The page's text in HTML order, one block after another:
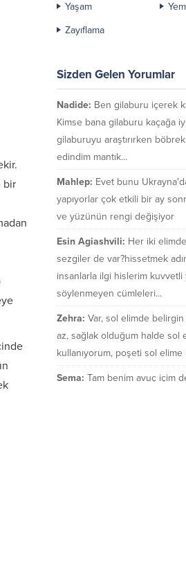
bir
Yaşam
Zayıflama
Sizden Gelen Yorumlar
Nadide: Ben gilaburu içerek
Kimse bana gilaburu kaçağa
gilaburuyu araştırırken
edindim mantık...
Mahlep: Evet bunu
yapıyorlar çok etkili bir ay
ve yüzünün rengi değişiyor
Esin Agiashvili: Her iki
sezgiler de var?hissetmek
insanlarla ilgi hislerim kuvvetli
söylenmeyen cümleleri...
Zehra: Var, sol elimde
az, sağlak olduğum halde sol
kullanıyorum, poşeti sol elime
Sema: Tam benim avuç içim